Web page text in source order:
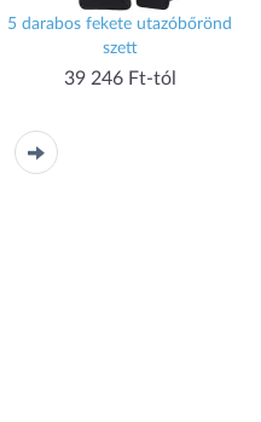
5 darabos fekete utazóbőrönd
szett
39 246 Ft-tól